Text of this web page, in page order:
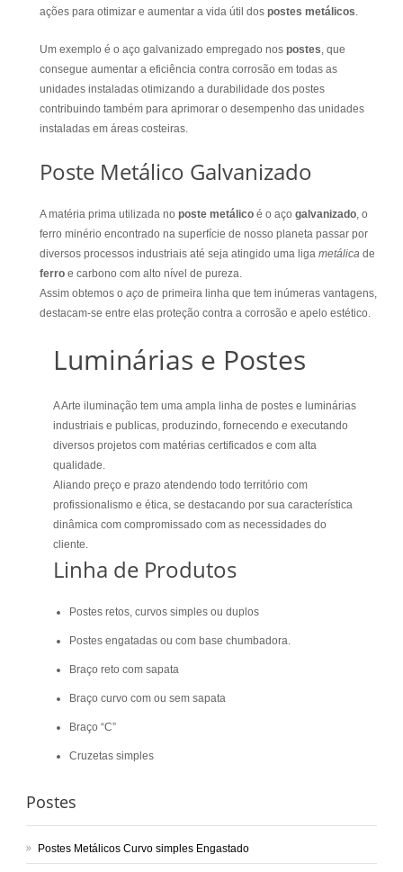
ações para otimizar e aumentar a vida útil dos postes metálicos.
Um exemplo é o aço galvanizado empregado nos postes, que
consegue aumentar a eficiência contra corrosão em todas as
unidades instaladas otimizando a durabilidade dos postes
contribuindo também para aprimorar o desempenho das unidades
instaladas em áreas costeiras.
Poste Metálico Galvanizado
A matéria prima utilizada no poste metálico é o aço galvanizado, o
ferro minério encontrado na superfície de nosso planeta passar por
diversos processos industriais até seja atingido uma liga metálica de
ferro e carbono com alto nível de pureza.
Assim obtemos o aço de primeira linha que tem inúmeras vantagens,
destacam-se entre elas proteção contra a corrosão e apelo estético.
Luminárias e Postes
A Arte iluminação tem uma ampla linha de postes e luminárias
industriais e publicas, produzindo, fornecendo e executando
diversos projetos com matérias certificados e com alta
qualidade.
Aliando preço e prazo atendendo todo território com
profissionalismo e ética, se destacando por sua característica
dinâmica com compromissado com as necessidades do
cliente.
Linha de Produtos
Postes retos, curvos simples ou duplos
Postes engatadas ou com base chumbadora.
Braço reto com sapata
Braço curvo com ou sem sapata
Braço “C”
Cruzetas simples
Postes
Postes Metálicos Curvo simples Engastado